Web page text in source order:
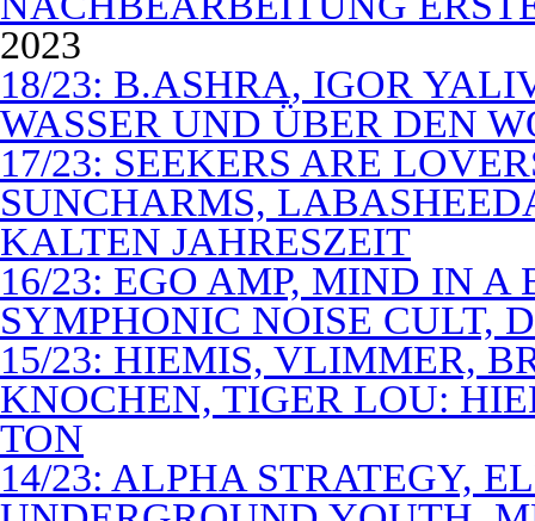
2023
18/23: B.ASHRA, IGOR
WASSER UND ÜBER DEN
17/23: SEEKERS ARE
SUNCHARMS,
KALTEN JAHRESZEIT
16/23: EGO AMP, MIND IN
SYMPHONIC NOISE CULT,
15/23: HIEMIS, VLIMMER,
KNOCHEN, TIGER LOU:
TON
14/23: ALPHA STRATEGY,